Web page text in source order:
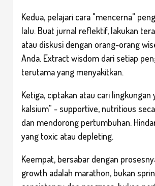
Kedua, pelajari cara "mencerna"
lalu. Buat jurnal reflektif, lakukan
atau diskusi dengan orang-orang
Anda. Extract wisdom dari setiap
terutama yang menyakitkan.
Ketiga, ciptakan atau cari lingkungan
kalsium" - supportive, nutritious
dan mendorong pertumbuhan.
yang toxic atau depleting.
Keempat, bersabar dengan
growth adalah marathon, bukan